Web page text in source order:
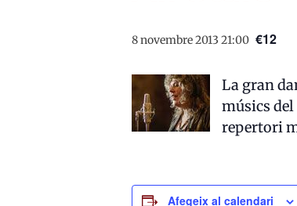
8 novembre 2013 21:00 €12
La gran
músics
repertori
Afegeix al calendari